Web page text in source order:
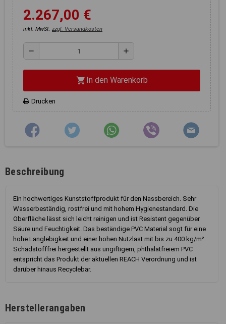
2.267,00 €
inkl. MwSt. zzgl. Versandkosten
remove add
shopping_cart In den Warenkorb
Drucken
Beschreibung
Ein hochwertiges Kunststoffprodukt für den Nassbereich. Sehr
Wasserbeständig, rostfrei und mit hohem Hygienestandard. Die
Oberfläche lässt sich leicht reinigen und ist Resistent gegenüber
Säure und Feuchtigkeit. Das beständige PVC Material sogt für eine
hohe Langlebigkeit und einer hohen Nutzlast mit bis zu 400 kg/m².
Schadstofffrei hergestellt aus ungiftigem, phthalatfreiem PVC
entspricht das Produkt der aktuellen REACH Verordnung und ist
darüber hinaus Recyclebar.
Herstellerangaben